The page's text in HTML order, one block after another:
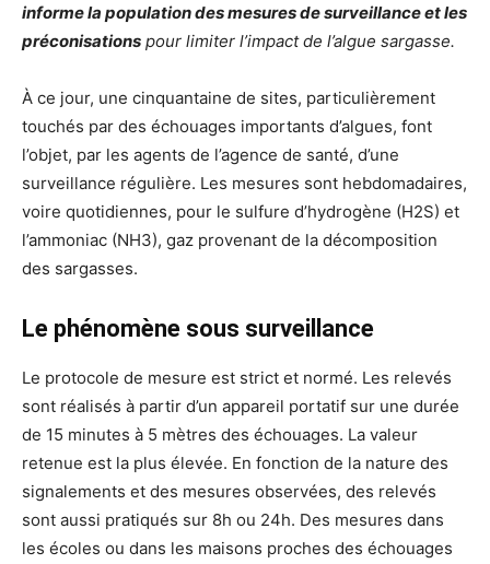
informe la population des mesures de surveillance et les
préconisations pour limiter l’impact de l’algue sargasse.
À ce jour, une cinquantaine de sites, particulièrement
touchés par des échouages importants d’algues, font
l’objet, par les agents de l’agence de santé, d’une
surveillance régulière. Les mesures sont hebdomadaires,
voire quotidiennes, pour le sulfure d’hydrogène (H2S) et
l’ammoniac (NH3), gaz provenant de la décomposition
des sargasses.
Le phénomène sous surveillance
Le protocole de mesure est strict et normé. Les relevés
sont réalisés à partir d’un appareil portatif sur une durée
de 15 minutes à 5 mètres des échouages. La valeur
retenue est la plus élevée. En fonction de la nature des
signalements et des mesures observées, des relevés
sont aussi pratiqués sur 8h ou 24h. Des mesures dans
les écoles ou dans les maisons proches des échouages